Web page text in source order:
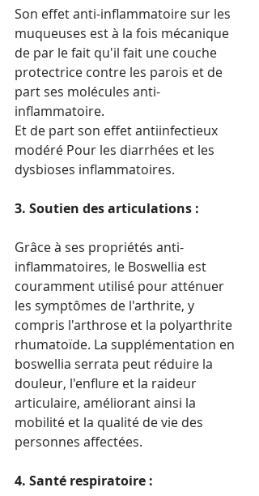
Son effet anti-inflammatoire sur les
muqueuses est à la fois mécanique
de par le fait qu'il fait une couche
protectrice contre les parois et de
part ses molécules anti-
inflammatoire.
Et de part son effet antiinfectieux
modéré Pour les diarrhées et les
dysbioses inflammatoires.
3. Soutien des articulations :
Grâce à ses propriétés anti-
inflammatoires, le Boswellia est
couramment utilisé pour atténuer
les symptômes de l'arthrite, y
compris l'arthrose et la polyarthrite
rhumatoïde. La supplémentation en
boswellia serrata peut réduire la
douleur, l'enflure et la raideur
articulaire, améliorant ainsi la
mobilité et la qualité de vie des
personnes affectées.
4. Santé respiratoire :